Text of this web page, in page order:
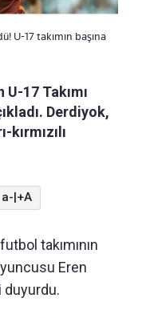
U-17 takımın başına
17 Takımı
Derdiyok,
kırmızılı
a-|+A
takımının
Eren
duyurdu.